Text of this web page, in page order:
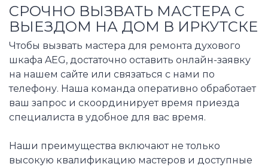
СРОЧНО ВЫЗВАТЬ МАСТЕРА С
ВЫЕЗДОМ НА ДОМ В ИРКУТСКЕ
Чтобы вызвать мастера для ремонта духового
шкафа AEG, достаточно оставить онлайн-заявку
на нашем сайте или связаться с нами по
телефону. Наша команда оперативно обработает
ваш запрос и скоординирует время приезда
специалиста в удобное для вас время.
Наши преимущества включают не только
высокую квалификацию мастеров и доступные